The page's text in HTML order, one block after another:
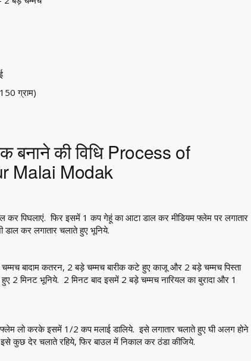
ग्राम)
की विधि Process of
Malai Modak
पिघलाएं. फिर इसमें 1 कप गेहूं का आटा डाल कर मीडियम फ्लेम पर लगातार
कर लगातार चलाते हुए भूनिये.
बादाम कतरन, 2 बड़े चम्मच बारीक कटे हुए काजू और 2 बड़े चम्मच पिस्ता
2 मिनट भूनिये. 2 मिनट बाद इसमें 2 बड़े चम्मच नारियल का बुरादा और 1
लो करके इसमें 1/2 कप मलाई डालिये. इसे लगातार चलाते हुए घी अलग होने
देर चलाते रहिये, फिर बाउल में निकाल कर ठंडा कीजिये.